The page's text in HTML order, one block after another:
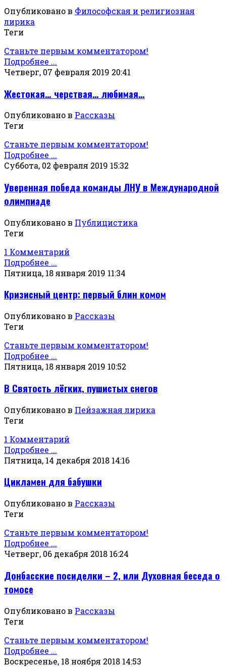
Опубликовано в Философская и религиозная
лирика
Теги
Станьте первым комментатором!
Подробнее ...
Четверг, 07 февраля 2019 20:41
Жестокая… черствая… любимая…
Опубликовано в Рассказы
Теги
Станьте первым комментатором!
Подробнее ...
Суббота, 02 февраля 2019 15:32
Уверенная победа команды ЛНУ в Международной
олимпиаде
Опубликовано в Публицистика
Теги
1 Комментарий
Подробнее ...
Пятница, 18 января 2019 11:34
Кризисный центр: первый блин комом
Опубликовано в Рассказы
Теги
Станьте первым комментатором!
Подробнее ...
Пятница, 18 января 2019 10:52
В Святость лёгких, пушистых снегов
Опубликовано в Пейзажная лирика
Теги
1 Комментарий
Подробнее ...
Пятница, 14 декабря 2018 14:16
Цикламен для бабушки
Опубликовано в Рассказы
Теги
Станьте первым комментатором!
Подробнее ...
Четверг, 06 декабря 2018 16:24
Донбасские посиделки – 2, или Духовная беседа о
томосе
Опубликовано в Рассказы
Теги
Станьте первым комментатором!
Подробнее ...
Воскресенье, 18 ноября 2018 14:53